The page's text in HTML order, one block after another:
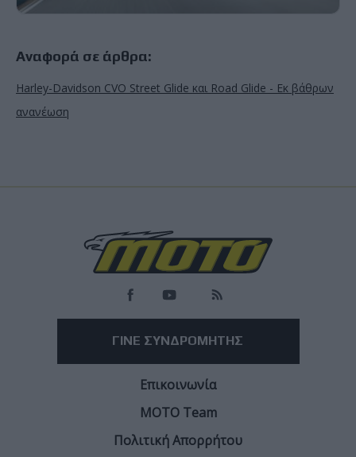
Αναφορά σε άρθρα:
Harley-Davidson CVO Street Glide και Road Glide - Εκ βάθρων
ανανέωση
ΓΙΝΕ ΣΥΝΔΡΟΜΗΤΗΣ
Επικοινωνία
ΜΟΤΟ Team
Πολιτική Απορρήτου